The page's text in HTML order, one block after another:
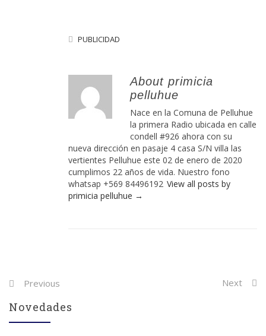
PUBLICIDAD
About primicia
pelluhue
Nace en la Comuna de Pelluhue
la primera Radio ubicada en calle
condell #926 ahora con su
nueva dirección en pasaje 4 casa S/N villa las
vertientes Pelluhue este 02 de enero de 2020
cumplimos 22 años de vida. Nuestro fono
whatsap +569 84496192 View all posts by
primicia pelluhue →
Post
navigation
Previous Next
Novedades